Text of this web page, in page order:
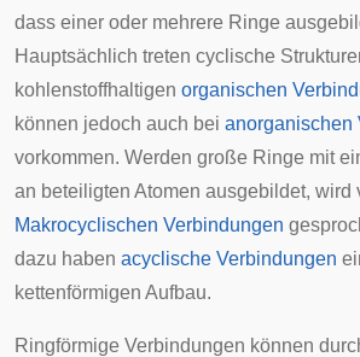
dass einer oder mehrere Ringe
Hauptsächlich treten cyclische
kohlenstoffhaltigen organischen
können jedoch auch bei anorganischen
vorkommen. Werden große Ringe mit
an beteiligten Atomen ausgebildet, wird
Makrocyclischen Verbindungen
dazu haben acyclische Verbindungen
kettenförmigen Aufbau.
Ringförmige Verbindungen können